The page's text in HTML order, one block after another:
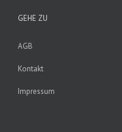
GEHE ZU
AGB
Kontakt
Impressum